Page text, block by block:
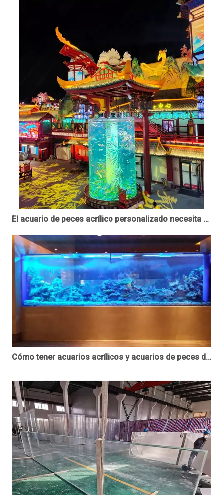
El acuario de peces acrílico personalizado necesita encontrar fabricantes de acrílico profesionales
Cómo tener acuarios acrílicos y acuarios de peces de plástico